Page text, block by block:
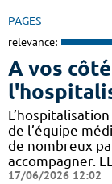
PAGES
relevance:
A vos
de l’équipe
de nombreux
accompagner.
17/06/2026 12:02